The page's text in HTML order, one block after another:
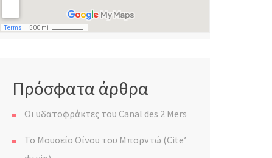
Πρόσφατα άρθρα
Οι υδατοφράκτες του Canal des 2 Mers
Το Μουσείο Οίνου του Μπορντώ (Cite’